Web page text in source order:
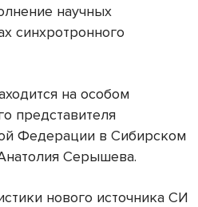
научных
синхротронного
на особом
представителя
Федерации в Сибирском
Серышева.
нового источника СИ